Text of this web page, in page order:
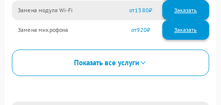
Замена модуля Wi-Fi 1380
Замена микрофона 920
Показать все услуги